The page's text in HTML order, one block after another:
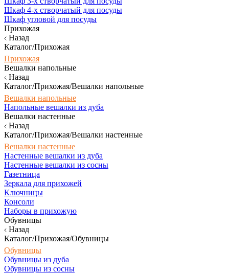
Шкаф 4-х створчатый для посуды
Шкаф угловой для посуды
Прихожая
Назад
Каталог/Прихожая
Прихожая
Вешалки напольные
Назад
Каталог/Прихожая/Вешалки напольные
Вешалки напольные
Напольные вешалки из дуба
Вешалки настенные
Назад
Каталог/Прихожая/Вешалки настенные
Вешалки настенные
Настенные вешалки из дуба
Настенные вешалки из сосны
Газетница
Зеркала для прихожей
Ключницы
Консоли
Наборы в прихожую
Обувницы
Назад
Каталог/Прихожая/Обувницы
Обувницы
Обувницы из дуба
Обувницы из сосны